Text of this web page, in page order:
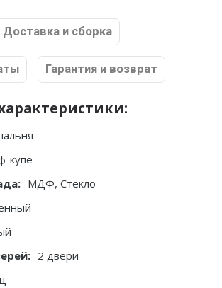
Доставка и сборка
Гарантия и возврат
купе
МДФ, Стекло
2 двери